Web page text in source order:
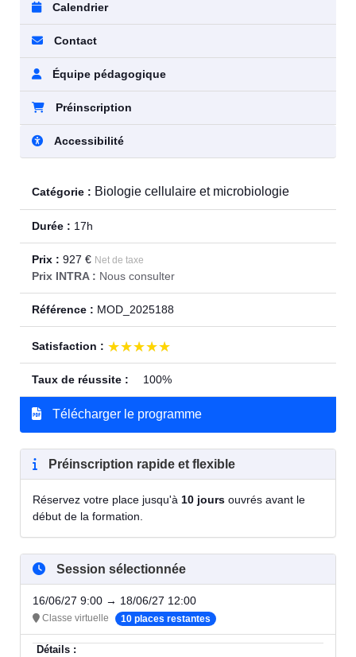
Calendrier
Contact
Équipe pédagogique
Préinscription
Accessibilité
Catégorie : Biologie cellulaire et microbiologie
Durée : 17h
Prix : 927 € Net de taxe
Prix INTRA : Nous consulter
Référence : MOD_2025188
Satisfaction : ★★★★★
★★★★★
Taux de réussite : 100%
Télécharger le programme
Préinscription rapide et flexible
Réservez votre place jusqu'à 10 jours ouvrés avant le
début de la formation.
Session sélectionnée
16/06/27 9:00 → 18/06/27 12:00
Classe virtuelle 10 places restantes
Détails :